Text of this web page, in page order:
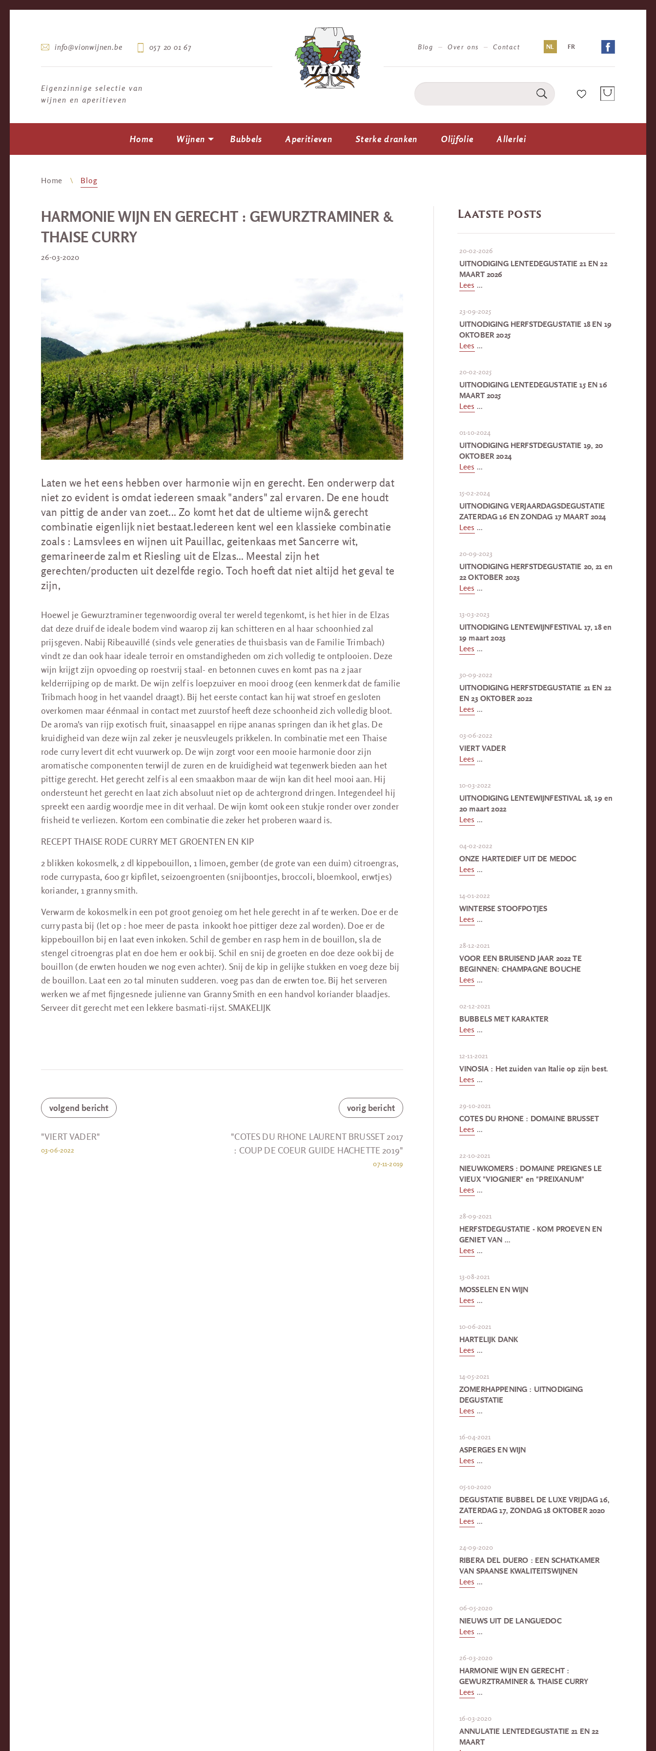
info@vionwijnen.be 057 20 01 67
Eigenzinnige selectie van
wijnen en aperitieven
Blog Over ons Contact NL FR
Home Wijnen Bubbels Aperitieven Sterke dranken Olijfolie Allerlei
Home Blog
HARMONIE WIJN EN GERECHT : GEWURZTRAMINER &
THAISE CURRY
26-03-2020
Laten we het eens hebben over harmonie wijn en gerecht. Een onderwerp dat
niet zo evident is omdat iedereen smaak "anders" zal ervaren. De ene houdt
van pittig de ander van zoet... Zo komt het dat de ultieme wijn& gerecht
combinatie eigenlijk niet bestaat.Iedereen kent wel een klassieke combinatie
zoals : Lamsvlees en wijnen uit Pauillac, geitenkaas met Sancerre wit,
gemarineerde zalm et Riesling uit de Elzas... Meestal zijn het
gerechten/producten uit dezelfde regio. Toch hoeft dat niet altijd het geval te
zijn,
Hoewel je Gewurztraminer tegenwoordig overal ter wereld tegenkomt, is het hier in de Elzas
dat deze druif de ideale bodem vind waarop zij kan schitteren en al haar schoonhied zal
prijsgeven. Nabij Ribeauvillé (sinds vele generaties de thuisbasis van de Familie Trimbach)
vindt ze dan ook haar ideale terroir en omstandigheden om zich volledig te ontplooien. Deze
wijn krijgt zijn opvoeding op roestvrij staal- en betonnen cuves en komt pas na 2 jaar
kelderrijping op de markt. De wijn zelf is loepzuiver en mooi droog (een kenmerk dat de familie
Tribmach hoog in het vaandel draagt). Bij het eerste contact kan hij wat stroef en gesloten
overkomen maar éénmaal in contact met zuurstof heeft deze schoonheid zich volledig bloot.
De aroma's van rijp exotisch fruit, sinaasappel en rijpe ananas springen dan ik het glas. De
kruidigheid van deze wijn zal zeker je neusvleugels prikkelen. In combinatie met een Thaise
rode curry levert dit echt vuurwerk op. De wijn zorgt voor een mooie harmonie door zijn
aromatische componenten terwijl de zuren en de kruidigheid wat tegenwerk bieden aan het
pittige gerecht. Het gerecht zelf is al een smaakbon maar de wijn kan dit heel mooi aan. Hij
ondersteunt het gerecht en laat zich absoluut niet op de achtergrond dringen. Integendeel hij
spreekt een aardig woordje mee in dit verhaal. De wijn komt ook een stukje ronder over zonder
frisheid te verliezen. Kortom een combinatie die zeker het proberen waard is.
RECEPT THAISE RODE CURRY MET GROENTEN EN KIP
2 blikken kokosmelk, 2 dl kippebouillon, 1 limoen, gember (de grote van een duim) citroengras,
rode currypasta, 600 gr kipfilet, seizoengroenten (snijboontjes, broccoli, bloemkool, erwtjes)
koriander, 1 granny smith.
Verwarm de kokosmelk in een pot groot genoieg om het hele gerecht in af te werken. Doe er de
curry pasta bij (let op : hoe meer de pasta inkookt hoe pittiger deze zal worden). Doe er de
kippebouillon bij en laat even inkoken. Schil de gember en rasp hem in de bouillon, sla de
stengel citroengras plat en doe hem er ook bij. Schil en snij de groeten en doe deze ook bij de
bouillon (de erwten houden we nog even achter). Snij de kip in gelijke stukken en voeg deze bij
de bouillon. Laat een 20 tal minuten sudderen. voeg pas dan de erwten toe. Bij het serveren
werken we af met fijngesnede julienne van Granny Smith en een handvol koriander blaadjes.
Serveer dit gerecht met een lekkere basmati-rijst. SMAKELIJK
volgend bericht
"VIERT VADER"
03-06-2022
vorig bericht
"COTES DU RHONE LAURENT BRUSSET 2017
: COUP DE COEUR GUIDE HACHETTE 2019"
07-11-2019
Laatste posts
20-02-2026
UITNODIGING LENTEDEGUSTATIE 21 EN 22
MAART 2026
Lees ...
23-09-2025
UITNODIGING HERFSTDEGUSTATIE 18 EN 19
OKTOBER 2025
Lees ...
20-02-2025
UITNODIGING LENTEDEGUSTATIE 15 EN 16
MAART 2025
Lees ...
01-10-2024
UITNODIGING HERFSTDEGUSTATIE 19, 20
OKTOBER 2024
Lees ...
15-02-2024
UITNODIGING VERJAARDAGSDEGUSTATIE
ZATERDAG 16 EN ZONDAG 17 MAART 2024
Lees ...
20-09-2023
UITNODIGING HERFSTDEGUSTATIE 20, 21 en
22 OKTOBER 2023
Lees ...
13-03-2023
UITNODIGING LENTEWIJNFESTIVAL 17, 18 en
19 maart 2023
Lees ...
30-09-2022
UITNODIGING HERFSTDEGUSTATIE 21 EN 22
EN 23 OKTOBER 2022
Lees ...
03-06-2022
VIERT VADER
Lees ...
10-03-2022
UITNODIGING LENTEWIJNFESTIVAL 18, 19 en
20 maart 2022
Lees ...
04-02-2022
ONZE HARTEDIEF UIT DE MEDOC
Lees ...
14-01-2022
WINTERSE STOOFPOTJES
Lees ...
28-12-2021
VOOR EEN BRUISEND JAAR 2022 TE
BEGINNEN: CHAMPAGNE BOUCHE
Lees ...
02-12-2021
BUBBELS MET KARAKTER
Lees ...
12-11-2021
VINOSIA : Het zuiden van Italie op zijn best.
Lees ...
29-10-2021
COTES DU RHONE : DOMAINE BRUSSET
Lees ...
22-10-2021
NIEUWKOMERS : DOMAINE PREIGNES LE
VIEUX "VIOGNIER" en "PREIXANUM"
Lees ...
28-09-2021
HERFSTDEGUSTATIE - KOM PROEVEN EN
GENIET VAN ...
Lees ...
13-08-2021
MOSSELEN EN WIJN
Lees ...
10-06-2021
HARTELIJK DANK
Lees ...
14-05-2021
ZOMERHAPPENING : UITNODIGING
DEGUSTATIE
Lees ...
16-04-2021
ASPERGES EN WIJN
Lees ...
05-10-2020
DEGUSTATIE BUBBEL DE LUXE VRIJDAG 16,
ZATERDAG 17, ZONDAG 18 OKTOBER 2020
Lees ...
24-09-2020
RIBERA DEL DUERO : EEN SCHATKAMER
VAN SPAANSE KWALITEITSWIJNEN
Lees ...
06-05-2020
NIEUWS UIT DE LANGUEDOC
Lees ...
26-03-2020
HARMONIE WIJN EN GERECHT :
GEWURZTRAMINER & THAISE CURRY
Lees ...
16-03-2020
ANNULATIE LENTEDEGUSTATIE 21 EN 22
MAART